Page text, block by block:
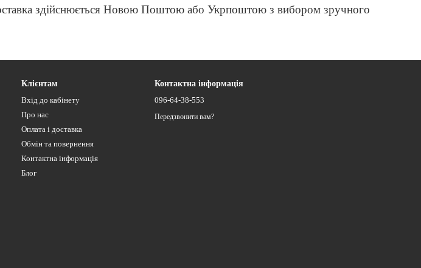
здійснюється Новою Поштою або Укрпоштою з вибором зручного
Клієнтам
Вхід до кабінету
Про нас
Оплата і доставка
Обмін та повернення
Контактна інформація
Блог
Контактна інформація
096-64-38-553
Передзвонити вам?